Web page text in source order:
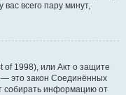
вас всего пару минут,
of 1998), или Акт о защите
— это закон Соединённых
собирать информацию от